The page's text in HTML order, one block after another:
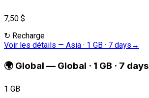
7,50 $
↻ Recharge
Voir les détails — Asia · 1 GB · 7 days →
🌍 Global — Global · 1 GB · 7 days
1 GB